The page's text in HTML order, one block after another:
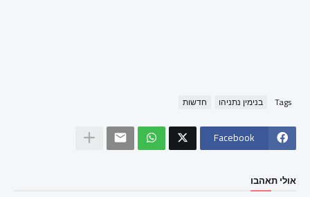
Tags בנימין נתניהו חדשות
Facebook
אולי תאהבו